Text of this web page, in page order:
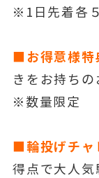
※1日先着各
■お得意様特
きをお持ち
※数量限定
■輪投げチャ
得点で大人気